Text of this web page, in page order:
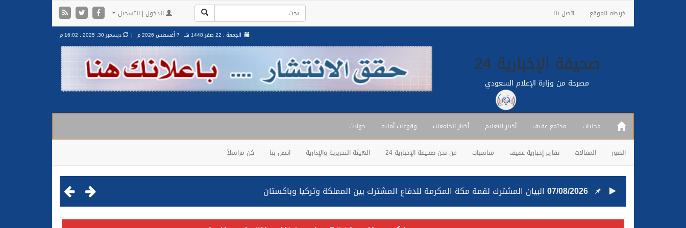
خريطة الموقع اتصل بنا الدخول | التسجيل
صحيفة الإخبارية 24
مصرحة من وزارة الإعلام السعودي
الجمعة , 22 صفر 1448 هـ , 7 أغسطس 2026 م | ديسمبر 30, 2025 , 16:02 م
محليات مجتمع عفيف أخبار التعليم أخبار الجامعات وقوعات أمنية حوادث
الصور المقالات تقارير إخبارية عفيف مناسبات من نحن صحيفة الإخبارية 24 الهيئة التحريرية والإدارية اتصل بنا كن مراسلاً
07/08/2026 البيان المشترك لقمة مكة المكرمة للدفاع المشترك بين المملكة وتركيا وباكستان
25/07/2026قيادة القوات المشتركة للتحالف: نفذنا عملية رد عسكري متناسبة لأهداف عسكرية مشروعة تابعة للمليشيا الحوثية الإرهابية في محافظة الحديدة